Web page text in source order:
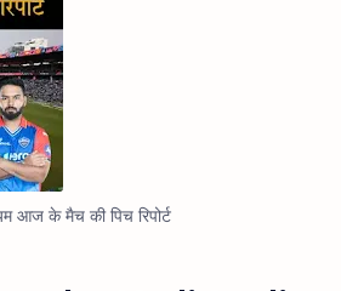
आज के मैच की पिच रिपोर्ट